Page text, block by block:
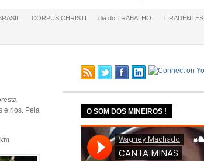
CORPUS CHRISTI dia do TRABALHO TIRADENTES
e rios. Pela
O SOM DOS MINEIROS !